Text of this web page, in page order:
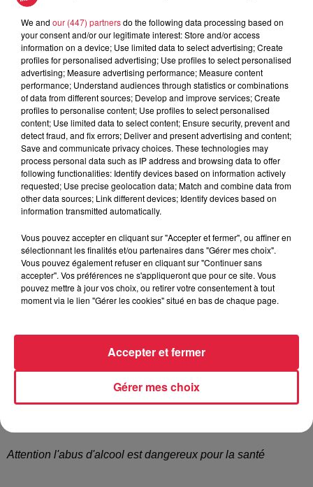
Cet été, avec lesapéros sonores de Zone51regoûtons
enfin au plaisir dela musique live en plein air, au cœur
d’un cadre historique sur la place de la Bibliothèque
Humaniste de Sélestat !
Tous les vendredis soirs de 18h30 à 22h, du 3 juillet au
14 aout!
VEN. 17 JUILLET 2020
19h00-20h15 : MOJO SAPIENS / Eletro-Funk Blues Hip
Hop
20h45-21h45 : THE MOORINGS / Acoustic celtic folk
Dû à la situation sanitaire actuelle, et en accord avec les
protocoles en vigueur, les concerts sont proposés
uniquement en places assises et en nombre limité ! Les
réservations sont donc fortement conseillées sur :
jusqu’à 19h15. Au-delà, les places seront réattribuées.
Les gestes barrières sont évidemment de rigueur, merci de
venir avec vos masques (port obligatoire, sauf en position
assise). Paiements CB obligatoires (Bar / Restauration).
Toutes les infos & réservation
Attention l'abus d'alcool est dangereux pour la santé
We and our (447) partnersdo the following data processing based on
your consent and/or our legitimate interest: Store and/or access
information on a device; Use limited data to select advertising; Create
profiles for personalised advertising; Use profiles to select personalised
advertising; Measure advertising performance; Measure content
performance; Understand audiences through statistics or combinations
of data from different sources; Develop and improve services; Create
profiles to personalise content; Use profiles to select personalised
content; Use limited data to select content; Ensure security, prevent and
detect fraud, and fix errors; Deliver and present advertising and content;
Save and communicate privacy choices. These technologies may
process personal data such as IP address and browsing data to offer
following functionalities: Identify devices based on information actively
requested; Use precise geolocation data; Match and combine data from
other data sources; Link different devices; Identify devices based on
information transmitted automatically.
Vous pouvez accepter en cliquant sur "Accepter et fermer", ou affiner en
sélectionnant les finalités et/ou partenaires dans "Gérer mes choix".
Vous pouvez également refuser en cliquant sur "Continuer sans
accepter". Vos préférences ne s'appliqueront que pour ce site. Vous
pouvez mettre à jour vos choix, ou retirer votre consentement à tout
moment via le lien "Gérer les cookies" situé en bas de chaque page.
Gérer mes choix
Accepter et fermer